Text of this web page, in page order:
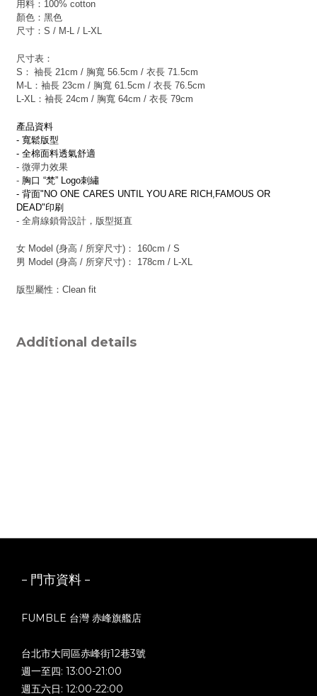
用料：100% cotton
顏色：黑色
尺寸：S / M-L / L-XL
尺寸表：
S： 袖長 21cm / 胸寬 56.5cm / 衣長 71.5cm
M-L： 袖長 23cm / 胸寬 61.5cm / 衣長 76.5cm
L-XL： 袖長 24cm / 胸寬 64cm / 衣長 79cm
產品資料
- 寬鬆版型
- 全棉面料透氣舒適
- 微彈力效果
- 胸口 “梵” Logo刺繡
- 背面"NO ONE CARES UNTIL YOU ARE RICH,FAMOUS OR
DEAD"印刷
- 全肩線鎖骨設計，版型挺直
女 Model (身高 / 所穿尺寸)： 160cm / S
男 Model (身高 / 所穿尺寸)： 178cm / L-XL
版型屬性：Clean fit
Additional details
- 門市資料 -
FUMBLE 台灣 赤峰旗艦店
台北市大同區赤峰街12巷3號
週一至四: 13:00-21:00
週五六日: 12:00-22:00